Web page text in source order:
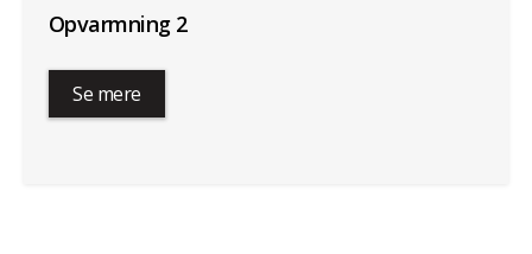
Opvarmning 2
Se mere